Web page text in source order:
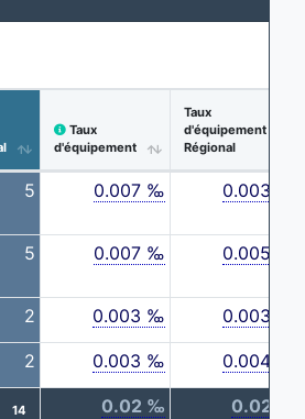
Taux
d'équipement
Taux
d'équipement
Régional
5 0.007 ‰ 0.003 ‰
5 0.007 ‰ 0.005 ‰
2 0.003 ‰ 0.003 ‰
2 0.003 ‰ 0.004 ‰
14 0.02 ‰ 0.02 ‰